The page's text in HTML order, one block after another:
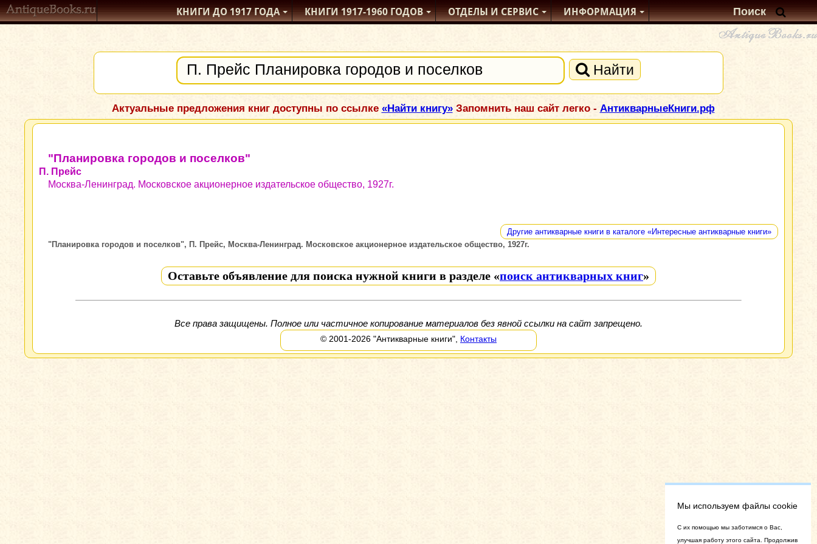
КНИГИ ДО 1917ГОДА КНИГИ1917-1960ГОДОВ ОТДЕЛЫИ СЕРВИС ИНФОРМАЦИЯ
Найти
Актуальные предложения книг доступны по ссылке «Найти книгу»Запомнить наш сайт легко - АнтикварныеКниги.рф
"Планировка городов и поселков"
П. Прейс
Москва-Ленинград. Московское акционерное издательское общество, 1927г.
Другие антикварные книги в каталоге «Интересные антикварные книги»
"Планировка городов и поселков", П. Прейс, Москва-Ленинград. Московское акционерное издательское общество, 1927г.
Оставьте объявление для поиска нужной книги в разделе «поиск антикварных книг»
Все права защищены. Полное или частичное копирование материалов без явной ссылки на сайт запрещено.
© 2001-2026 "Антикварные книги", Контакты
Мы используем файлы cookie
C их помощью мы заботимся о Вас,
улучшая работу этого сайта. Продолжив